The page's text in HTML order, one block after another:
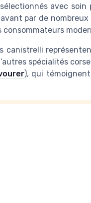
avec
par de
canistrelli
spécialités
), qui